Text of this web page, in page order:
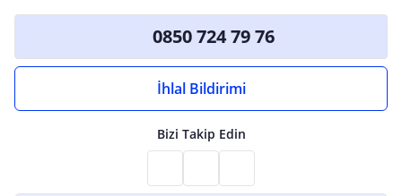
0850 724 79 76
İhlal Bildirimi
Bizi Takip Edin